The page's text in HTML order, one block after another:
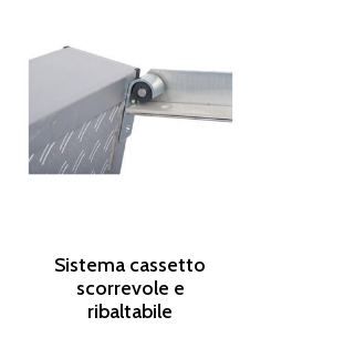
Sistema cassetto
scorrevole e
ribaltabile